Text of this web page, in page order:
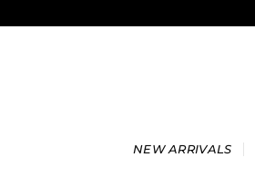
NEW ARRIVALS